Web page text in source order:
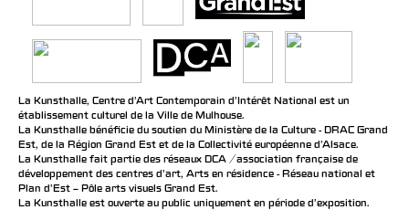
La Kunsthalle, Centre d’Art Contemporain d’Intérêt National est un
établissement culturel de la Ville de Mulhouse.
La Kunsthalle bénéficie du soutien du Ministère de la Culture - DRAC Grand
Est, de la Région Grand Est et de la Collectivité européenne d’Alsace.
La Kunsthalle fait partie des réseaux DCA / association française de
développement des centres d'art, Arts en résidence - Réseau national et
Plan d’Est – Pôle arts visuels Grand Est.
La Kunsthalle est ouverte au public uniquement en période d'exposition.